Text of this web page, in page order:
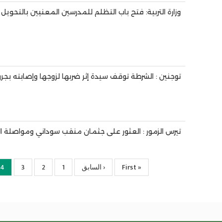
وزارة التربية: فتح باب التظلم للمدرسين المعنيين بالتحويل
توجنين : الشرطة توقف سيدة إثر ضربها لزوجها وإصابته
تيرس الزمور : العثور على جثمان منقب سوداني
First
page
« First
Previous
page
‹ السابق الصفحة1 الصفحة
2 الصفحة
3
4